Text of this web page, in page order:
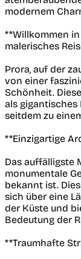
modernem
**Willkommen
malerisches
Prora, auf der
von einer
Schönheit.
als
seitdem zu
**Einzigartige
Das auffälligste
monumentale
bekannt ist.
sich über eine
der Küste und
Bedeutung der
**Traumhafte